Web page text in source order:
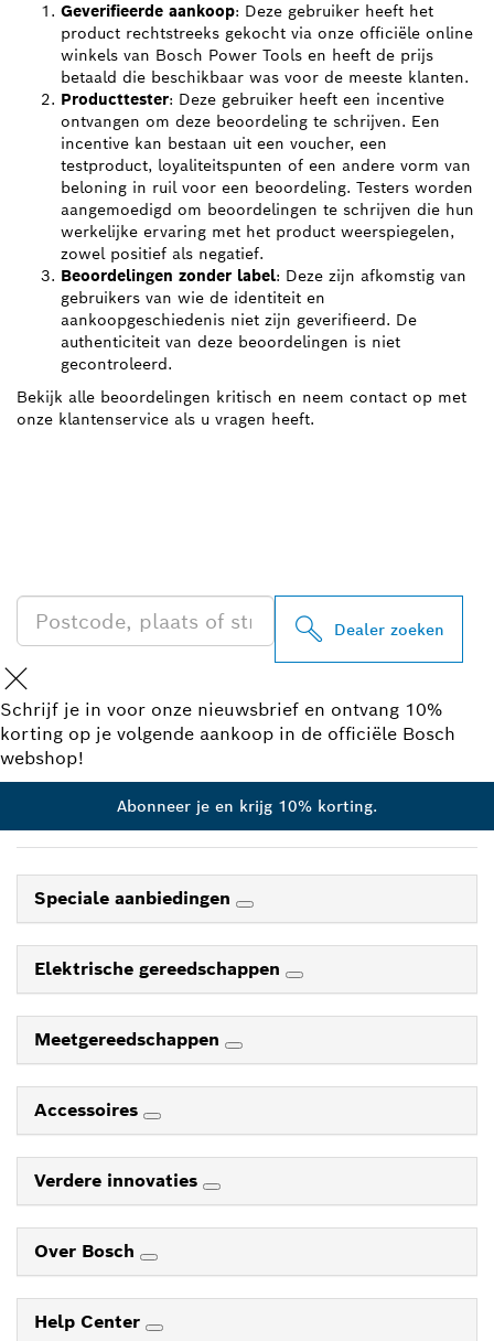
Geverifieerde aankoop: Deze gebruiker heeft het
product rechtstreeks gekocht via onze officiële online
winkels van Bosch Power Tools en heeft de prijs
betaald die beschikbaar was voor de meeste klanten.
Producttester: Deze gebruiker heeft een incentive
ontvangen om deze beoordeling te schrijven. Een
incentive kan bestaan uit een voucher, een
testproduct, loyaliteitspunten of een andere vorm van
beloning in ruil voor een beoordeling. Testers worden
aangemoedigd om beoordelingen te schrijven die hun
werkelijke ervaring met het product weerspiegelen,
zowel positief als negatief.
Beoordelingen zonder label: Deze zijn afkomstig van
gebruikers van wie de identiteit en
aankoopgeschiedenis niet zijn geverifieerd. De
authenticiteit van deze beoordelingen is niet
gecontroleerd.
Bekijk alle beoordelingen kritisch en neem contact op met
onze klantenservice als u vragen heeft.
Dealer zoeken
Schrijf je in voor onze nieuwsbrief en ontvang 10%
korting op je volgende aankoop in de officiële Bosch
webshop!
Abonneer je en krijg 10% korting.
Speciale aanbiedingen
Elektrische gereedschappen
Meetgereedschappen
Accessoires
Verdere innovaties
Over Bosch
Help Center